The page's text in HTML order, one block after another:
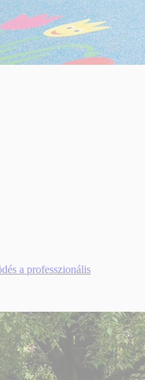
a professzionális